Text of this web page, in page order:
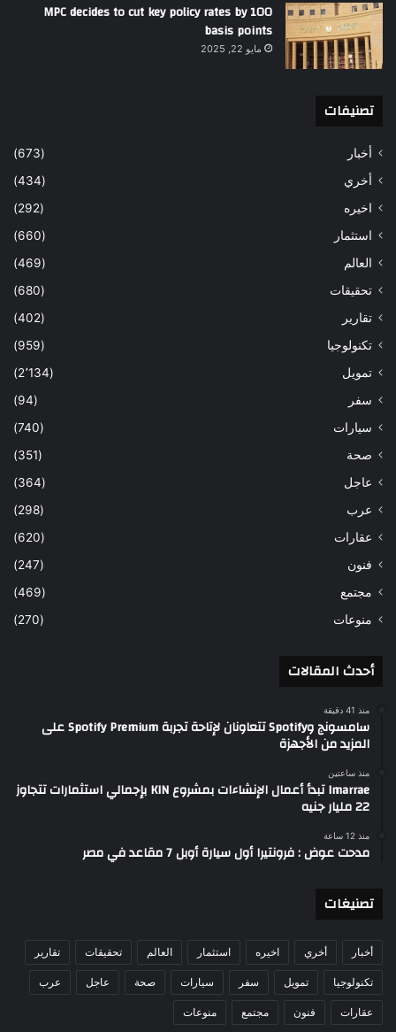
MPC decides to cut key policy rates by 100
basis points
مايو 22, 2025
تصنيفات
أخبار
(673)
أخري
(434)
اخيره
(292)
استثمار
(660)
العالم
(469)
تحقيقات
(680)
تقارير
(402)
تكنولوجيا
(959)
تمويل
(2٬134)
سفر
(94)
سيارات
(740)
صحة
(351)
عاجل
(364)
عرب
(298)
عقارات
(620)
فنون
(247)
مجتمع
(469)
منوعات
(270)
أحدث المقالات
منذ 41 دقيقة
سامسونج وSpotify تتعاونان لإتاحة تجربة Spotify Premium على
المزيد من الأجهزة
منذ ساعتين
Imarrae تبدأ أعمال الإنشاءات بمشروع KIN بإجمالي استثمارات تتجاوز
22 مليار جنيه
منذ 12 ساعة
مدحت عوض : فرونتيرا أول سيارة أوبل 7 مقاعد في مصر
تصنيغات
أخبار أخري اخيره استثمار العالم تحقيقات تقارير
تكنولوجيا تمويل سفر سيارات صحة عاجل عرب
عقارات فنون مجتمع منوعات